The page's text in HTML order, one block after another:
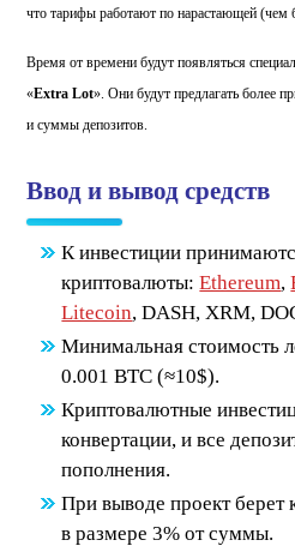
что тарифы работают по нарастающей (чем
Время от времени будут появляться
«Extra Lot». Они будут предлагать более
и суммы депозитов.
Ввод и вывод средств
К инвестиции
криптовалюты:Ethereum,
Litecoin, DASH, XRM,
Минимальная стоимость
0.001 BTC (≈10$).
Криптовалютные
конвертации, и все
пополнения.
При выводе проект берет
в размере 3% от суммы.